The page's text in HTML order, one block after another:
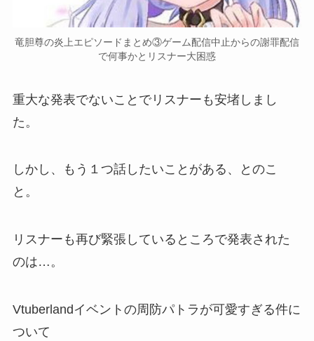
竜胆尊の炎上エピソードまとめ③ゲーム配信中止からの謝罪配信
で何事かとリスナー大困惑
重大な発表でないことでリスナーも安堵しまし
た。
しかし、 もう１つ話したいことがある 、とのこ
と。
リスナーも再び緊張しているところで発表された
のは…。
Vtuberlandイベントの周防パトラが可愛すぎる件に
ついて